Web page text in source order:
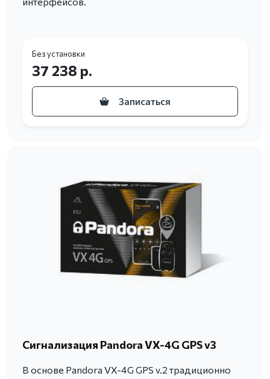
Без установки
37 238 р.
Записаться
Сигнализация Pandora VX-4G GPS v3
В основе Pandora VX-4G GPS v.2 традиционно